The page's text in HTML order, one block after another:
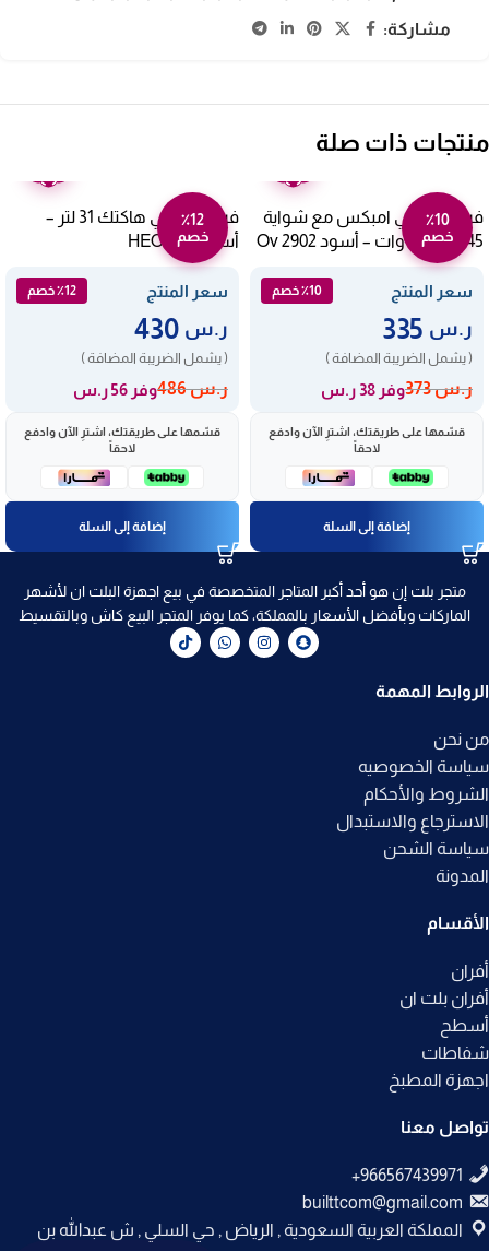
مشاركة:
منتجات ذات صلة
٪10
خصم
فرن كهربائي امبكس مع شواية
45 لتر 1800 وات – أسود Ov 2902
سعر المنتج ٪10 خصم
ر.س
( يشمل الضريبة المضافة )
ر.س373 وفر 38 ر.س
قسّمها على طريقتك، اشترِ الآن وادفع
لاحقاً
إضافة إلى السلة
٪12
خصم
فرن كهربائي هاكتك 31 لتر –
أسود HEO2651
سعر المنتج ٪12 خصم
ر.س
( يشمل الضريبة المضافة )
ر.س486 وفر 56 ر.س
قسّمها على طريقتك، اشترِ الآن وادفع
لاحقاً
إضافة إلى السلة
متجر بلت إن هو أحد أكبر المتاجر المتخصصة في بيع اجهزة البلت ان لأشهر
الماركات وبأفضل الأسعار بالمملكة، كما يوفر المتجر البيع كاش وبالتقسيط
الروابط المهمة
من نحن
سياسة الخصوصيه
الشروط والأحكام
الاسترجاع والاستبدال
سياسة الشحن
المدونة
الأقسام
أفران
أفران بلت ان
أسطح
شفاطات
اجهزة المطبخ
تواصل معنا
builttcom@gmail.com
المملكة العربية السعودية , الرياض , حي السلي , ش عبدالله بن